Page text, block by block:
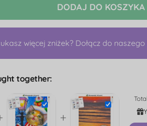
DODAJ DO KOSZYKA
więcej zniżek? Dołącz do naszego
together:
+